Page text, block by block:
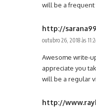
will be a frequent
http://
outubro 26, 2018 às
Awesome write-
appreciate you
will be a regular
http://